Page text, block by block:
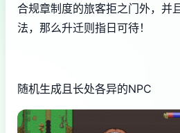
合规章制度的旅客拒之门外，并
法，那么升迁则指日可待！
随机生成且长处各异的NPC